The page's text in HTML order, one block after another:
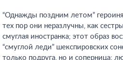
“Однажды поздним летом”
тех пор они неразлучны, как
смуглая иностранка; этот образ
“смуглой леди” шекспировских
только подруга, но и соперница;